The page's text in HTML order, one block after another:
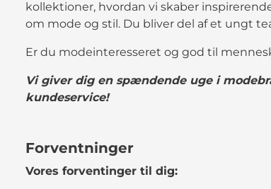
kollektioner, hvordan vi skaber
om mode og stil. Du bliver del af et ungt
Er du modeinteresseret og god til
Vi giver dig en spændende uge i
kundeservice!
Forventninger
Vores forventinger til dig: